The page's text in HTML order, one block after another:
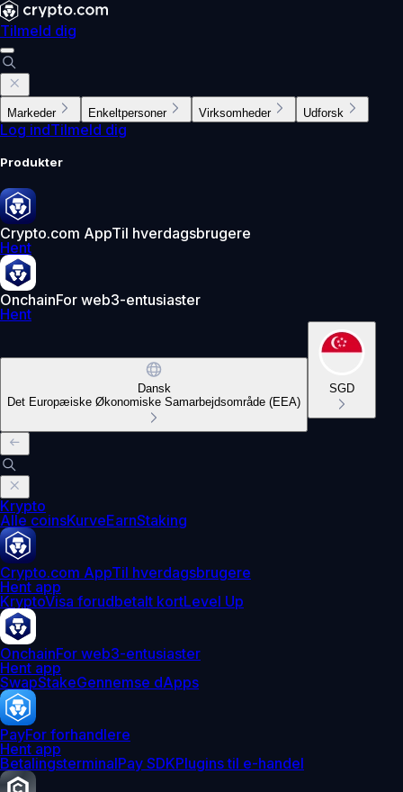
Tilmeld dig
Markeder Enkeltpersoner Virksomheder Udforsk
Log indTilmeld dig
Produkter
Crypto.com AppTil hverdagsbrugere
Hent
OnchainFor web3-entusiaster
Hent
Dansk
Det Europæiske Økonomiske Samarbejdsområde (EEA)
SGD
Krypto
Alle coinsKurveEarnStaking
Crypto.com AppTil hverdagsbrugere
Hent app
KryptoVisa forudbetalt kortLevel Up
OnchainFor web3-entusiaster
Hent app
SwapStakeGennemse dApps
PayFor forhandlere
Hent app
BetalingsterminalPay SDKPlugins til e-handel